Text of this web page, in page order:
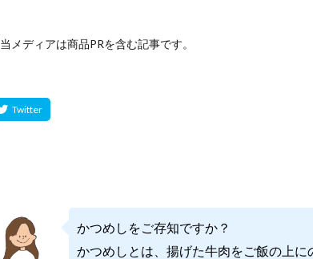
当メディアは商品PRを含む記事です。
かつめしをご存知ですか？
かつめしとは、揚げた牛肉をご飯の上